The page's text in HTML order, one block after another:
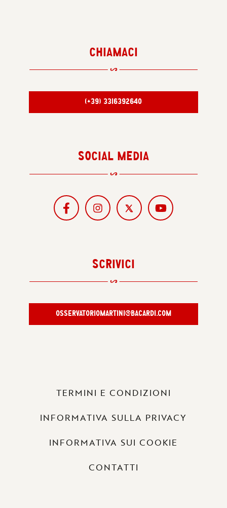
CHIAMACI
(+39) 3316392640
SOCIAL MEDIA
SCRIVICI
OSSERVATORIOMARTINI@BACARDI.COM
TERMINI E CONDIZIONI
INFORMATIVA SULLA PRIVACY
INFORMATIVA SUI COOKIE
CONTATTI